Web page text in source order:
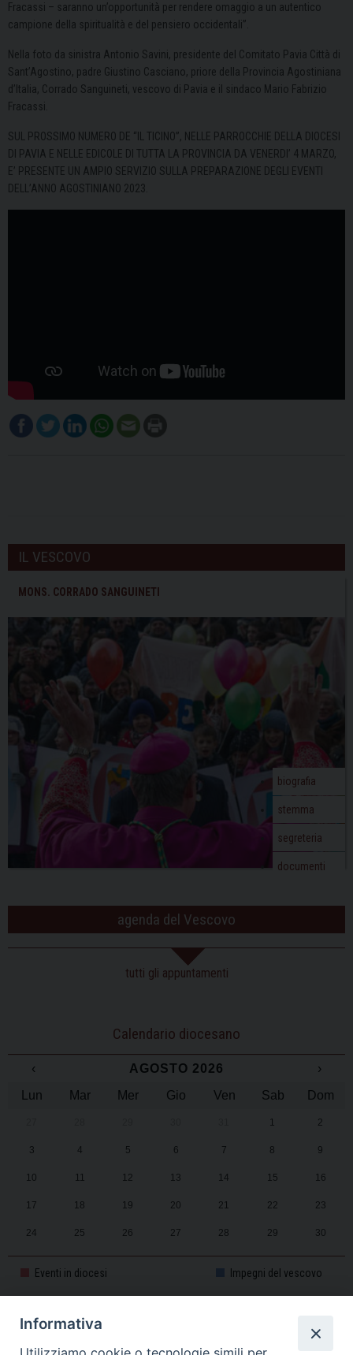
Fracassi – saranno un’opportunità per rendere omaggio a un autentico
campione della spiritualità e del pensiero occidentali”.
Nella foto da sinistra Antonio Savini, presidente del Comitato Pavia Città di
Sant’Agostino, padre Giustino Casciano, priore della Provincia Agostiniana
d’Italia, Corrado Sanguineti, vescovo di Pavia e il sindaco Mario Fabrizio
Fracassi.
SUL PROSSIMO NUMERO DE “IL TICINO”, NELLE PARROCCHIE DELLA DIOCESI
DI PAVIA E NELLE EDICOLE DI TUTTA LA PROVINCIA DA VENERDI’ 4 MARZO,
E’ PRESENTE UN AMPIO SERVIZIO SULLA PREPARAZIONE DEGLI EVENTI
DELL’ANNO AGOSTINIANO 2023.
IL VESCOVO
MONS. CORRADO SANGUINETI
biografia
stemma
segreteria
documenti
agenda del Vescovo
tutti gli appuntamenti
Calendario diocesano
‹ AGOSTO 2026
›
Lun
Mar Mer Gio Ven Sab Dom
1 2
3 4 5 6 7 8 9
10 11 12 13 14 15 16
17 18 19 20 21 22 23
24 25 26 27 28 29 30
Eventi in diocesi Impegni del vescovo
CALENDARIO PASTORALE 2025-2026
Informativa